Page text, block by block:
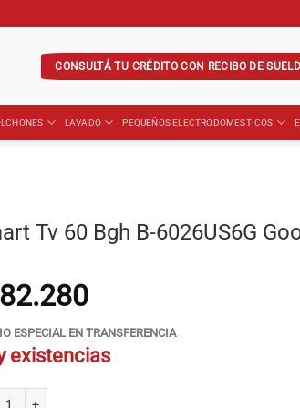
CONSULTÁ TU CRÉDITO CON RECIBO DE
LAVADO PEQUEÑOS ELECTRODOMESTICOS
Tv 60 Bgh B-6026US6G
ESPECIAL EN TRANSFERENCIA
existencias